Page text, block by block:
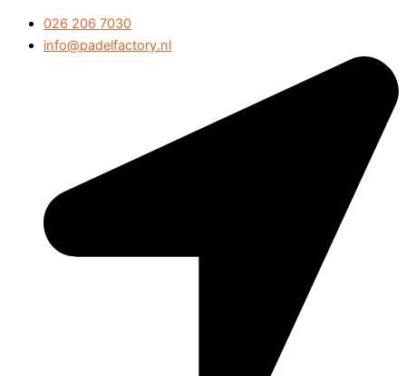
026 206 7030
info@padelfactory.nl